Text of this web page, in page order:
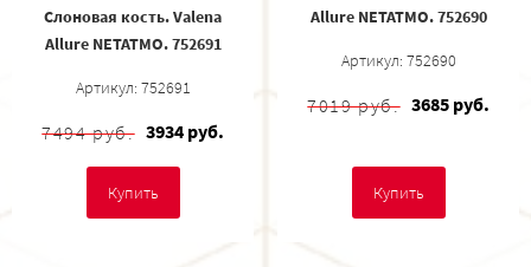
Слоновая кость. Valena
Allure NETATMO. 752691
Артикул: 752691
7494 руб. 3934 руб.
Купить
Allure NETATMO. 752690
Артикул: 752690
7019 руб. 3685 руб.
Купить